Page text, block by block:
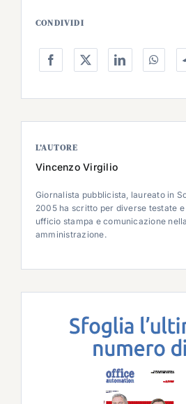
CONDIVIDI
L’AUTORE
Vincenzo Virgilio
Giornalista pubblicista, laureato in
2005 ha scritto per diverse testate
ufficio stampa e comunicazione
amministrazione.